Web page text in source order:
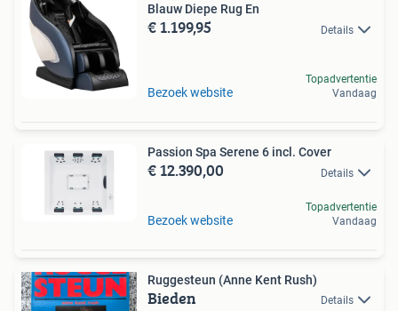
Blauw Diepe Rug En
€ 1.199,95 Details
Bezoek website
Topadvertentie
Vandaag
Passion Spa Serene 6 incl. Cover
€ 12.390,00 Details
Bezoek website
Topadvertentie
Vandaag
Ruggesteun (Anne Kent Rush)
Bieden Details